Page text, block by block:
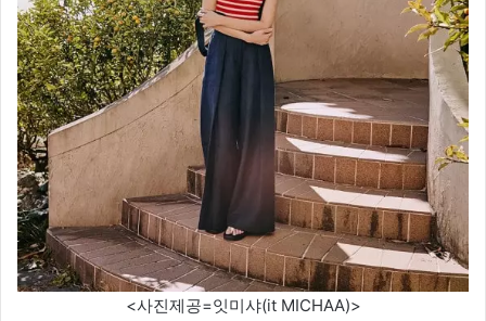
<사진제공=잇미샤(it MICHAA)>